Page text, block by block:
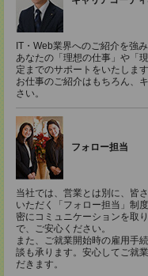
IT・Web業界へのご紹介を強
あなたの「理想の仕事」や「
定までのサポートをいたします
お仕事のご紹介はもちろん、
さい。
フォロー担当
当社では、営業とは別に、皆
いただく「フォロー担当」制
密にコミュニケーションを取
で、ご安心ください。
また、ご就業開始時の雇用手
談も承ります。安心してご就
だきます。